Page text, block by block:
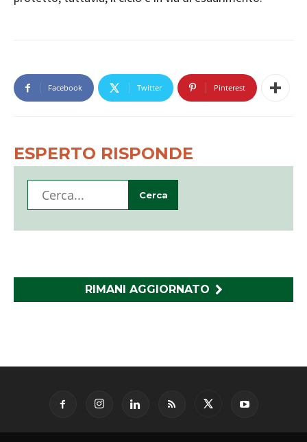
Facebook Twitter Pinterest
ESPERTO RISPONDE
RIMANI AGGIORNATO